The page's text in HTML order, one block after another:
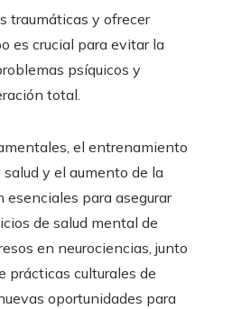
traumáticas y ofrecer
es crucial para evitar la
psíquicos y
total.
el entrenamiento
y el aumento de la
esenciales para asegurar
de salud mental de
en neurociencias, junto
prácticas culturales de
oportunidades para